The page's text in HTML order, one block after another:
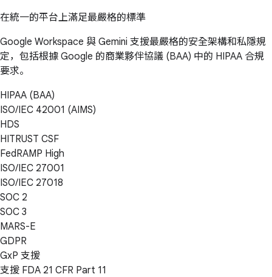
在統一的平台上滿足最嚴格的標準
Google Workspace 與 Gemini 支援最嚴格的安全架構和私隱規
定，包括根據 Google 的商業夥伴協議 (BAA) 中的 HIPAA 合規
要求。
HIPAA (BAA)
ISO/IEC 42001 (AIMS)
HDS
HITRUST CSF
FedRAMP High
ISO/IEC 27001
ISO/IEC 27018
SOC 2
SOC 3
MARS-E
GDPR
GxP 支援
支援 FDA 21 CFR Part 11